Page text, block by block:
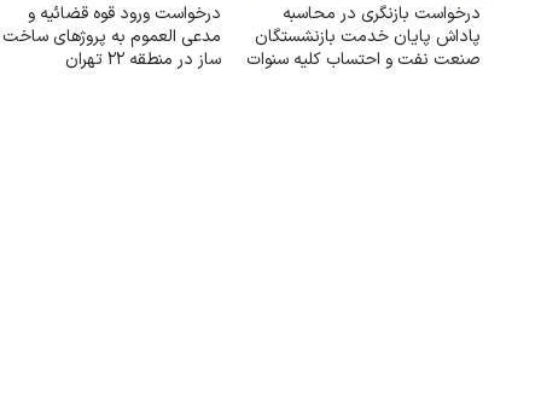
درخواست بازنگری در محاسبه
پاداش پایان خدمت بازنشستگان
صنعت نفت و احتساب کلیه سنوات
درخواست ورود قوه قضائیه و
مدعی العموم به پروژهای ساخت
ساز در منطقه ۲۲ تهران